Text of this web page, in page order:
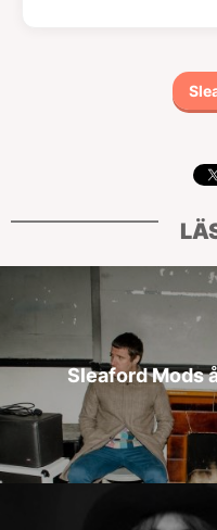
Sleaford Mods